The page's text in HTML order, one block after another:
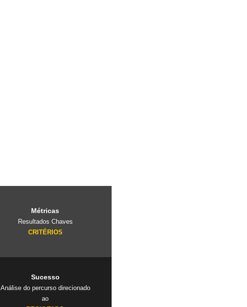
Métricas
Resultados Chaves
CRITÉRIOS
Sucesso
Análise do percurso direcionado
ao